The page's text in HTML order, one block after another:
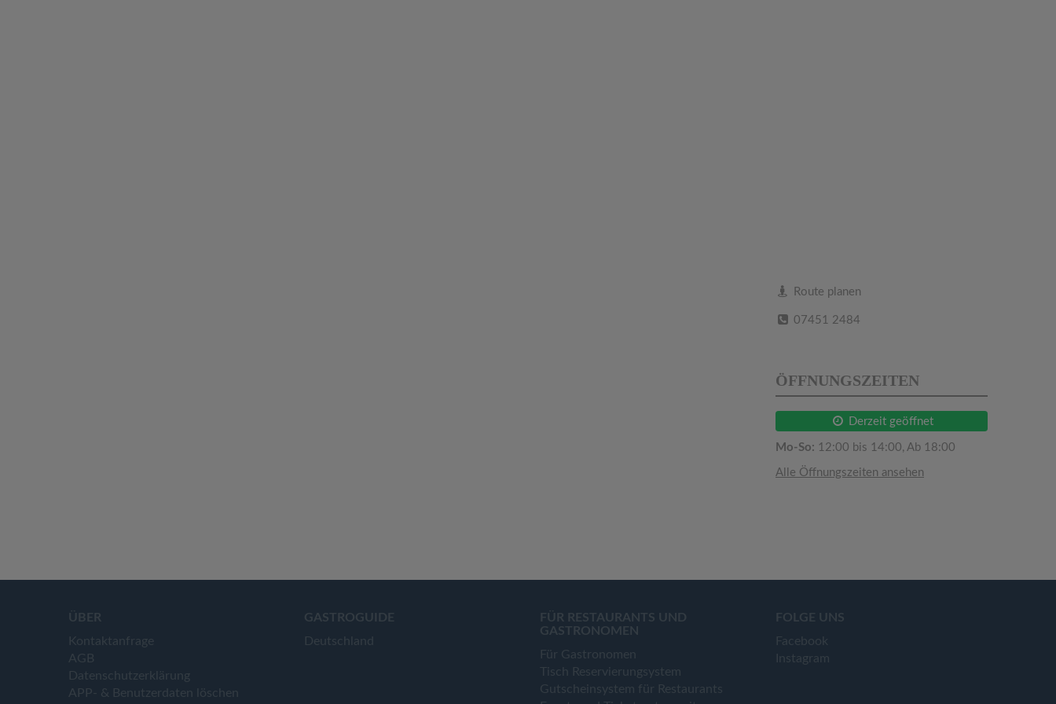
Route planen
07451 2484
ÖFFNUNGSZEITEN
Derzeit geöffnet
Mo-So: 12:00 bis 14:00, Ab 18:00
Alle Öffnungszeiten ansehen
ÜBER
Kontaktanfrage
AGB
Datenschutzerklärung
APP- & Benutzerdaten löschen
GASTROGUIDE
Deutschland
FÜR RESTAURANTS UND
GASTRONOMEN
Für Gastronomen
Tisch Reservierungsystem
Gutscheinsystem für Restaurants
FOLGE UNS
Facebook
Instagram